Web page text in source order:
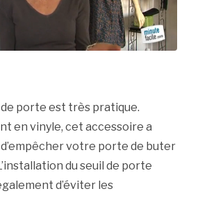
de porte est très pratique.
en vinyle, cet accessoire a
votre porte de buter
du seuil de porte
d’éviter les